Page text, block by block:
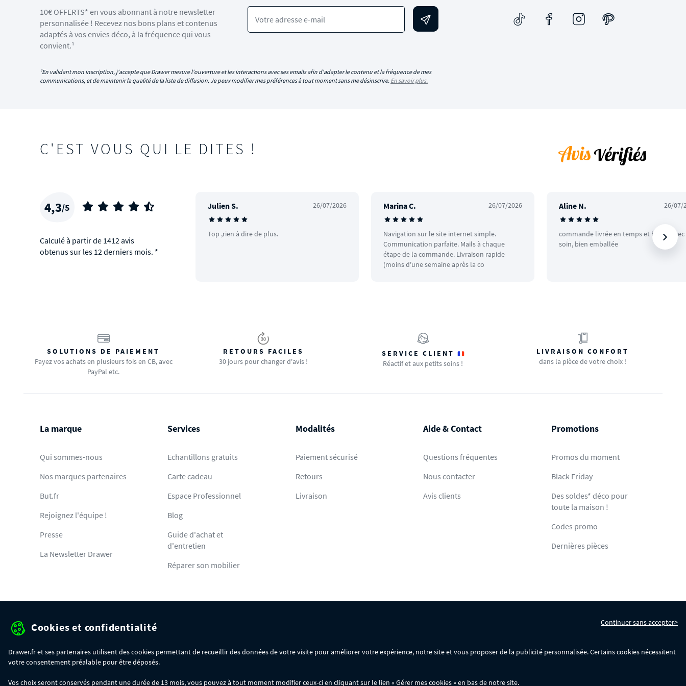
10€ OFFERTS* en vous abonnant à notre newsletter
personnalisée ! Recevez nos bons plans et contenus
adaptés à vos envies déco, à la fréquence qui vous
convient.¹
Votre adresse e-mail
¹En validant mon inscription, j'accepte que Drawer mesure l'ouverture et les interactions avec ses emails afin d'adapter le contenu et la fréquence de mes
communications, et de maintenir la qualité de la liste de diffusion. Je peux modifier mes préférences à tout moment sans me désinscrire. En savoir plus.
C'EST VOUS QUI LE DITES !
4,3/5
Calculé à partir de 1412 avis
obtenus sur les 12 derniers mois. *
Julien S. 26/07/2026
Top ,rien à dire de plus.
Marina C. 26/07/2026
Navigation sur le site internet simple.
Communication parfaite. Mails à chaque
étape de la commande. Livraison rapide
(moins d'une semaine après la co
Aline N. 26/07/
commande livrée en temps et heure avec
soin, bien emballée
SOLUTIONS DE PAIEMENT
Payez vos achats en plusieurs fois en CB, avec
PayPal etc.
RETOURS FACILES
30 jours pour changer d'avis !
SERVICE CLIENT
Réactif et aux petits soins !
LIVRAISON CONFORT
dans la pièce de votre choix !
La marque
Qui sommes-nous
Nos marques partenaires
But.fr
Rejoignez l'équipe !
Presse
La Newsletter Drawer
Services
Echantillons gratuits
Carte cadeau
Espace Professionnel
Blog
Guide d'achat et
d'entretien
Réparer son mobilier
Modalités
Paiement sécurisé
Retours
Livraison
Aide & Contact
Questions fréquentes
Nous contacter
Avis clients
Promotions
Promos du moment
Black Friday
Des soldes* déco pour
toute la maison !
Codes promo
Dernières pièces
Protection des données personnelles
Cookies et confidentialité Continuer sans accepter>
Drawer.fr et ses partenaires utilisent des cookies permettant de recueillir des données de votre visite pour améliorer votre expérience, notre site et vous proposer de la publicité personnalisée. Certains cookies nécessitent
votre consentement préalable pour être déposés.
Vos choix seront conservés pendant une durée de 13 mois, vous pouvez à tout moment modifier ceux-ci en cliquant sur le lien « Gérer mes cookies » en bas de notre site.